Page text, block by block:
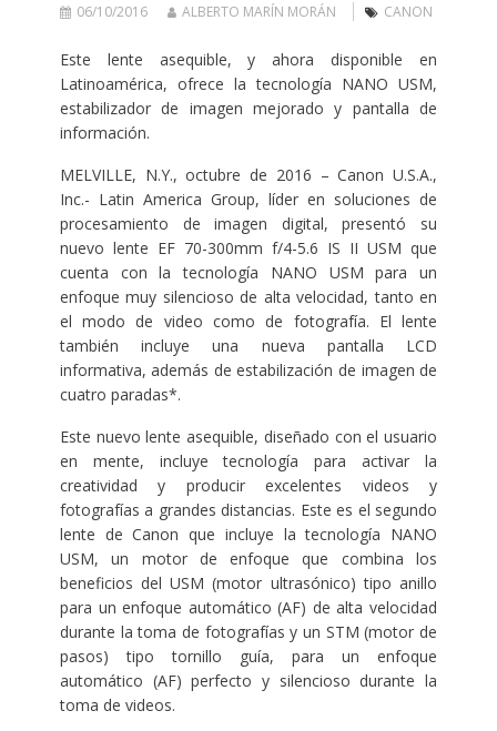
06/10/2016 ALBERTO MARÍN MORÁN CANON
Este lente asequible, y ahora disponible en
Latinoamérica, ofrece la tecnología NANO USM,
estabilizador de imagen mejorado y pantalla de
información.
MELVILLE, N.Y., octubre de 2016 – Canon U.S.A.,
Inc.- Latin America Group, líder en soluciones de
procesamiento de imagen digital, presentó su
nuevo lente EF 70-300mm f/4-5.6 IS II USM que
cuenta con la tecnología NANO USM para un
enfoque muy silencioso de alta velocidad, tanto en
el modo de video como de fotografía. El lente
también incluye una nueva pantalla LCD
informativa, además de estabilización de imagen de
cuatro paradas*.
Este nuevo lente asequible, diseñado con el usuario
en mente, incluye tecnología para activar la
creatividad y producir excelentes videos y
fotografías a grandes distancias. Este es el segundo
lente de Canon que incluye la tecnología NANO
USM, un motor de enfoque que combina los
beneficios del USM (motor ultrasónico) tipo anillo
para un enfoque automático (AF) de alta velocidad
durante la toma de fotografías y un STM (motor de
pasos) tipo tornillo guía, para un enfoque
automático (AF) perfecto y silencioso durante la
toma de videos.